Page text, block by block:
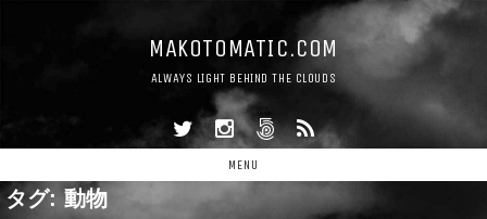
MAKOTOMATIC.COM
ALWAYS LIGHT BEHIND THE CLOUDS
MENU
タグ:動物